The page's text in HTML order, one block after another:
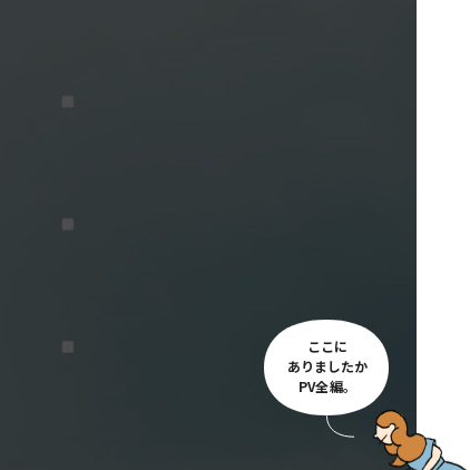
ここに
ありましたか
PV全編。